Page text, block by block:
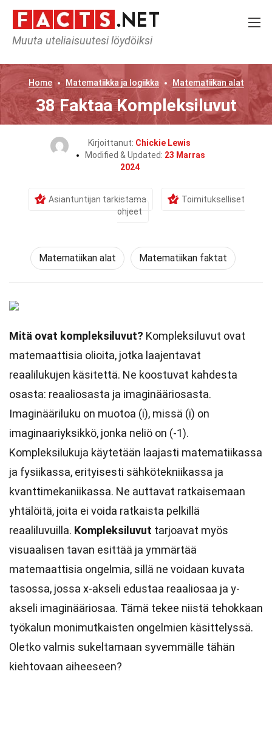
Muuta uteliaisuutesi löydöiksi
Home Matematiikka ja logiikka Matematiikan alat
38 Faktaa Kompleksiluvut
Kirjoittanut: Chickie Lewis
Modified & Updated: 23 Marras
2024
Asiantuntijan tarkistama
Toimitukselliset
ohjeet
Matematiikan alat Matematiikan faktat
Mitä ovat kompleksiluvut? Kompleksiluvut ovat
matemaattisia olioita, jotka laajentavat
reaalilukujen käsitettä. Ne koostuvat kahdesta
osasta: reaaliosasta ja imaginääriosasta.
Imaginääriluku on muotoa (i), missä (i) on
imaginaariyksikkö, jonka neliö on (-1).
Kompleksilukuja käytetään laajasti matematiikassa
ja fysiikassa, erityisesti sähkötekniikassa ja
kvanttimekaniikassa. Ne auttavat ratkaisemaan
yhtälöitä, joita ei voida ratkaista pelkillä
reaaliluvuilla. Kompleksiluvut tarjoavat myös
visuaalisen tavan esittää ja ymmärtää
matemaattisia ongelmia, sillä ne voidaan kuvata
tasossa, jossa x-akseli edustaa reaaliosaa ja y-
akseli imaginääriosaa. Tämä tekee niistä tehokkaan
työkalun monimutkaisten ongelmien käsittelyssä.
Oletko valmis sukeltamaan syvemmälle tähän
kiehtovaan aiheeseen?